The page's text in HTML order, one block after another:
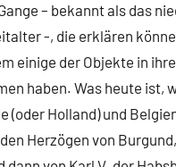
– bekannt als das
-, die erklären
einige der Objekte in
haben. Was heute ist,
(oder Holland) und
Herzögen von